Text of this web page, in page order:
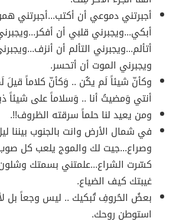
أجبرتني دموعي أن أكتب...أجبرتني
أبكي...ويجبرني قلبي أن
أتألم...ويجبرني التألم أن
ويجبرني الموت أن أتحسر.
وكأنّ شيئاً لَم يكُن .. وَكأنّ كلاماً
أنتي وَمضيتُ أنا .. وَسلاماً على شيئاً
ومن يعيد لنا حلماً سرقته ‫‏الظروف!!.‬
في شمال الأرض وانت بالجنوب بيننا
وصراع...جيت لك والموج يلعب كل
كسّرت الشراع...علمتني بسمتك
غيبتك كيف الضياع.
بعضُ الحُروفِ تُبكيك .. ليس وجعاً بل
استوطن روحك.